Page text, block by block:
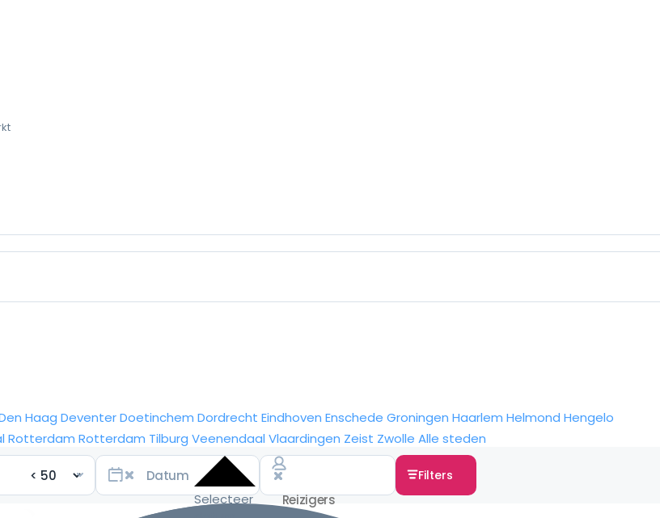
Haag DeventerDoetinchem Dordrecht Eindhoven Enschede Groningen Haarlem Helmond Hengelo
Rotterdam Rotterdam Tilburg Veenendaal Vlaardingen Zeist Zwolle Alle steden
Selecteer
Filters